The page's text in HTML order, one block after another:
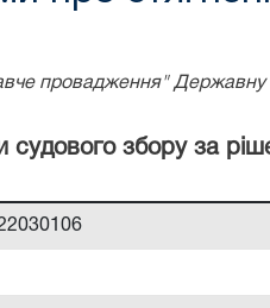
провадження"
судового збору за